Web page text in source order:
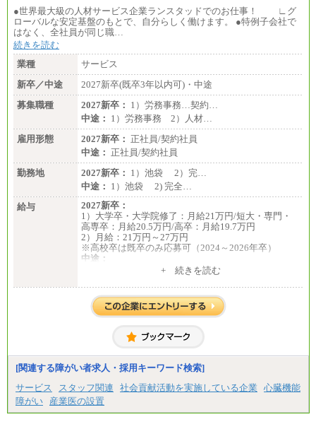
●世界最大級の人材サービス企業ランスタッドでのお仕事！ ∟グ
ローバルな安定基盤のもとで、自分らしく働けます。 ●特例子会社で
はなく、全社員が同じ職…
続きを読む
業種
サービス
新卒／中途
2027新卒(既卒3年以内可)・中途
募集職種
2027新卒： 1）労務事務…契約…
中途： 1）労務事務 2）人材…
雇用形態
2027新卒： 正社員/契約社員
中途： 正社員/契約社員
勤務地
2027新卒： 1）池袋 2）完…
中途： 1）池袋 2) 完全…
給与
2027新卒：
1）大学卒・大学院修了：月給21万円/短大・専門・
高専卒：月給20.5万円/高卒：月給19.7万円
2）月給：21万円～27万円
※高校卒は既卒のみ応募可（2024～2026年卒）
中途：
1）月給：21万円～25万円+ 続きを読む
[関連する障がい者求人・採用キーワード検索]
サービス
スタッフ関連 社会貢献活動を実施している企業
心臓機能
障がい
産業医の設置